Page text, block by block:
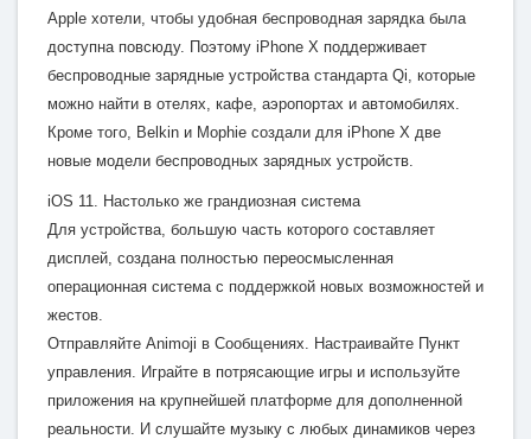
Apple хотели, чтобы удобная беспроводная зарядка была
доступна повсюду. Поэтому iPhone X поддерживает
беспроводные зарядные устройства стандарта Qi, которые
можно найти в отелях, кафе, аэропортах и автомобилях.
Кроме того, Belkin и Mophie создали для iPhone X две
новые модели беспроводных зарядных устройств.
iOS 11. Настолько же грандиозная система
Для устройства, большую часть которого составляет
дисплей, создана полностью переосмысленная
операционная система с поддержкой новых возможностей и
жестов.
Отправляйте Animoji в Сообщениях. Настраивайте Пункт
управления. Играйте в потрясающие игры и используйте
приложения на крупнейшей платформе для дополненной
реальности. И слушайте музыку с любых динамиков через